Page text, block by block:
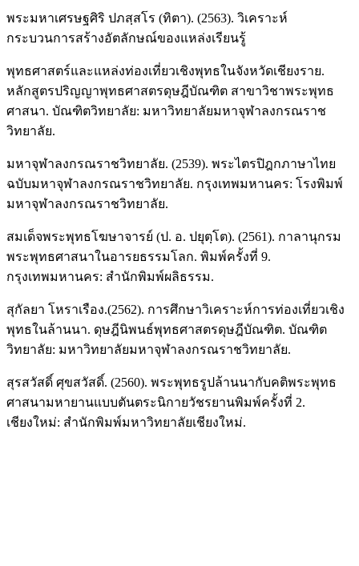
พระมหาเศรษฐศิริ ปภสฺสโร (ทิตา). (2563). วิเคราะห์
กระบวนการสร้างอัตลักษณ์ของแหล่งเรียนรู้
พุทธศาสตร์และแหล่งท่องเที่ยวเชิงพุทธในจังหวัดเชียงราย.
หลักสูตรปริญญาพุทธศาสตรดุษฎีบัณฑิต สาขาวิชาพระพุทธ
ศาสนา. บัณฑิตวิทยาลัย: มหาวิทยาลัยมหาจุฬาลงกรณราช
วิทยาลัย.
มหาจุฬาลงกรณราชวิทยาลัย. (2539). พระไตรปิฎกภาษาไทย
ฉบับมหาจุฬาลงกรณราชวิทยาลัย. กรุงเทพมหานคร: โรงพิมพ์
มหาจุฬาลงกรณราชวิทยาลัย.
สมเด็จพระพุทธโฆษาจารย์ (ป. อ. ปยุตฺโต). (2561). กาลานุกรม
พระพุทธศาสนาในอารยธรรมโลก. พิมพ์ครั้งที่ 9.
กรุงเทพมหานคร: สำนักพิมพ์ผลิธรรม.
สุกัลยา โหราเรือง.(2562). การศึกษาวิเคราะห์การท่องเที่ยวเชิง
พุทธในล้านนา. ดุษฎีนิพนธ์พุทธศาสตรดุษฎีบัณฑิต. บัณฑิต
วิทยาลัย: มหาวิทยาลัยมหาจุฬาลงกรณราชวิทยาลัย.
สุรสวัสดิ์ ศุขสวัสดิ์. (2560). พระพุทธรูปล้านนากับคติพระพุทธ
ศาสนามหายานแบบตันตระนิกายวัชรยานพิมพ์ครั้งที่ 2.
เชียงใหม่: สำนักพิมพ์มหาวิทยาลัยเชียงใหม่.